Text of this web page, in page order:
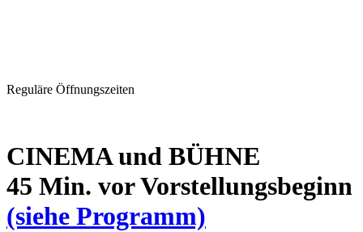
Reguläre Öffnungszeiten
CINEMA und BÜHNE
45 Min. vor Vorstellungsbeginn
(siehe Programm)